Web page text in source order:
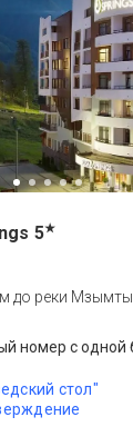
5★
м до реки Мзымты
стол"